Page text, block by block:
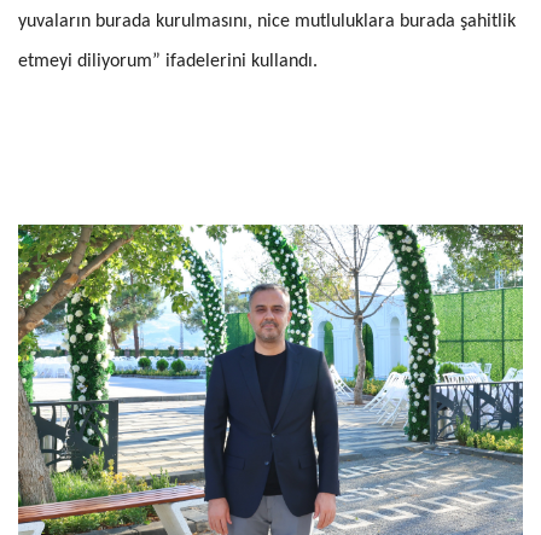
yuvaların burada kurulmasını, nice mutluluklara burada şahitlik
etmeyi diliyorum” ifadelerini kullandı.